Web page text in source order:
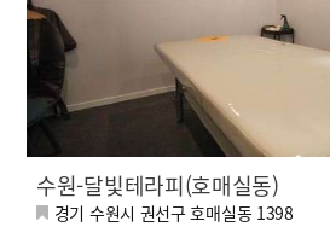
수원-달빛테라피(호매실동)
경기 수원시 권선구 호매실동 1398